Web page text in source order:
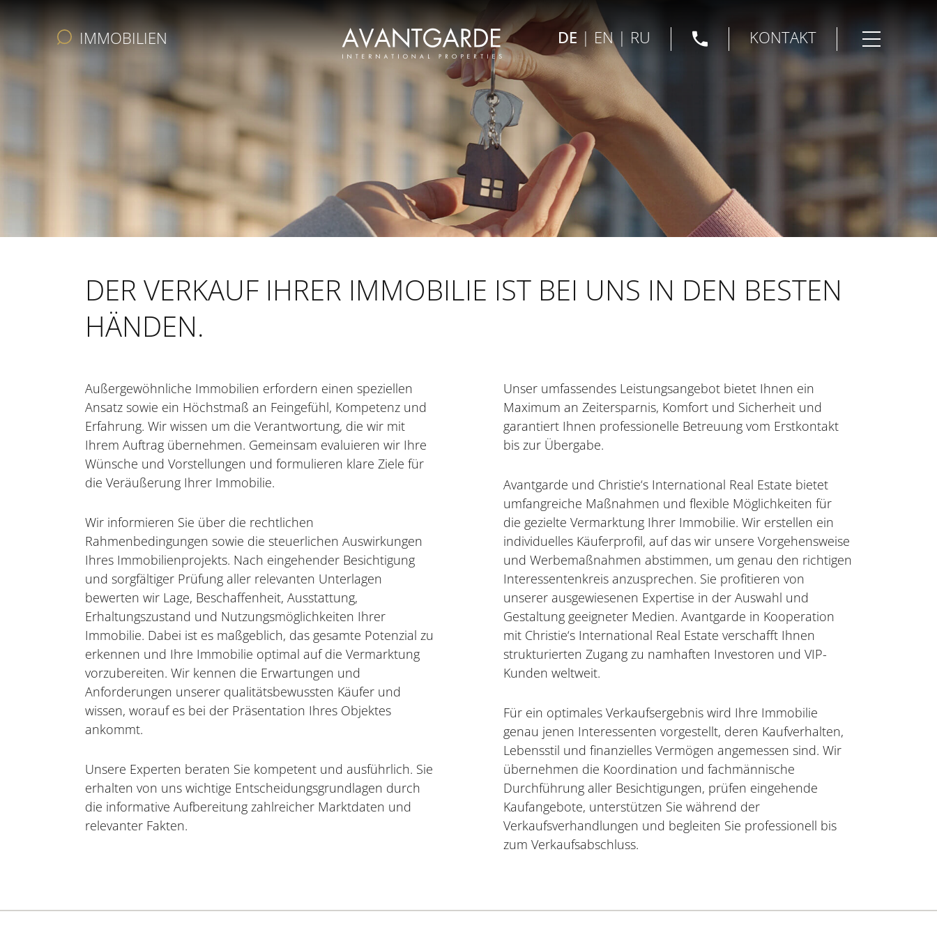
IMMOBILIEN DE|EN| RU KONTAKT Menü öffnen
×
Menü schließen
FÜR INVESTOREN
FÜR DEVELOPER
KONTAKT
DER VERKAUF IHRER IMMOBILIE IST BEI UNS IN DEN BESTEN
HÄNDEN.
Außergewöhnliche Immobilien erfordern einen speziellen
Ansatz sowie ein Höchstmaß an Feingefühl, Kompetenz und
Erfahrung. Wir wissen um die Verantwortung, die wir mit
Ihrem Auftrag übernehmen. Gemeinsam evaluieren wir Ihre
Wünsche und Vorstellungen und formulieren klare Ziele für
die Veräußerung Ihrer Immobilie.
Wir informieren Sie über die rechtlichen
Rahmenbedingungen sowie die steuerlichen Auswirkungen
Ihres Immobilienprojekts. Nach eingehender Besichtigung
und sorgfältiger Prüfung aller relevanten Unterlagen
bewerten wir Lage, Beschaffenheit, Ausstattung,
Erhaltungszustand und Nutzungsmöglichkeiten Ihrer
Immobilie. Dabei ist es maßgeblich, das gesamte Potenzial zu
erkennen und Ihre Immobilie optimal auf die Vermarktung
vorzubereiten. Wir kennen die Erwartungen und
Anforderungen unserer qualitätsbewussten Käufer und
wissen, worauf es bei der Präsentation Ihres Objektes
ankommt.
Unsere Experten beraten Sie kompetent und ausführlich. Sie
erhalten von uns wichtige Entscheidungsgrundlagen durch
die informative Aufbereitung zahlreicher Marktdaten und
relevanter Fakten.
Unser umfassendes Leistungsangebot bietet Ihnen ein
Maximum an Zeitersparnis, Komfort und Sicherheit und
garantiert Ihnen professionelle Betreuung vom Erstkontakt
bis zur Übergabe.
Avantgarde und Christie‘s International Real Estate bietet
umfangreiche Maßnahmen und flexible Möglichkeiten für
die gezielte Vermarktung Ihrer Immobilie. Wir erstellen ein
individuelles Käuferprofil, auf das wir unsere Vorgehensweise
und Werbemaßnahmen abstimmen, um genau den richtigen
Interessentenkreis anzusprechen. Sie profitieren von
unserer ausgewiesenen Expertise in der Auswahl und
Gestaltung geeigneter Medien. Avantgarde in Kooperation
mit Christie‘s International Real Estate verschafft Ihnen
strukturierten Zugang zu namhaften Investoren und VIP-
Kunden weltweit.
Für ein optimales Verkaufsergebnis wird Ihre Immobilie
genau jenen Interessenten vorgestellt, deren Kaufverhalten,
Lebensstil und finanzielles Vermögen angemessen sind. Wir
übernehmen die Koordination und fachmännische
Durchführung aller Besichtigungen, prüfen eingehende
Kaufangebote, unterstützen Sie während der
Verkaufsverhandlungen und begleiten Sie professionell bis
zum Verkaufsabschluss.